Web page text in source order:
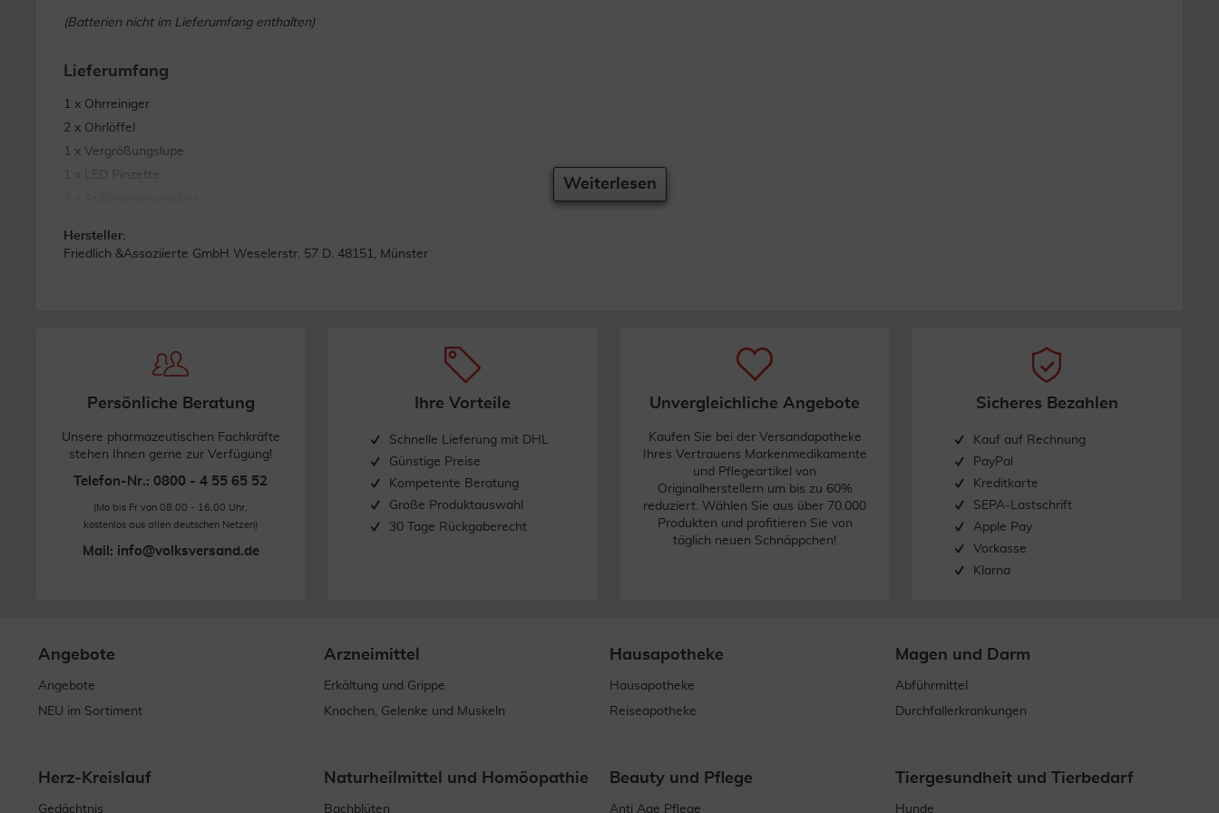
(Batterien nicht im Lieferumfang enthalten)
Lieferumfang
1 x Ohrreiniger
2 x Ohrlöffel
1 x Vergrößungslupe
1 x LED Pinzette
Weiterlesen
Hersteller:
Friedlich &Assoziierte GmbH Weselerstr. 57 D. 48151, Münster
Persönliche Beratung
Unsere pharmazeutischen Fachkräfte
stehen Ihnen gerne zur Verfügung!
Telefon-Nr.: 0800 - 4 55 65 52
(Mo bis Fr von 08.00 - 16.00 Uhr,
kostenlos aus allen deutschen Netzen)
Mail: info@volksversand.de
Ihre Vorteile
Schnelle Lieferung mit DHL
Günstige Preise
Kompetente Beratung
Große Produktauswahl
30 Tage Rückgaberecht
Unvergleichliche Angebote
Kaufen Sie bei der Versandapotheke
Ihres Vertrauens Markenmedikamente
und Pflegeartikel von
Originalherstellern um bis zu 60%
reduziert. Wählen Sie aus über 70.000
Produkten und profitieren Sie von
täglich neuen Schnäppchen!
Sicheres Bezahlen
Kauf auf Rechnung
PayPal
Kreditkarte
SEPA-Lastschrift
Apple Pay
Vorkasse
Klarna
Angebote
Angebote
NEU im Sortiment
Arzneimittel
Erkältung und Grippe
Knochen, Gelenke und Muskeln
Hausapotheke
Hausapotheke
Reiseapotheke
Magen und Darm
Abführmittel
Durchfallerkrankungen
Herz-Kreislauf
Gedächtnis
Naturheilmittel und Homöopathie
Bachblüten
Beauty und Pflege
Anti Age Pflege
Tiergesundheit und Tierbedarf
Hunde